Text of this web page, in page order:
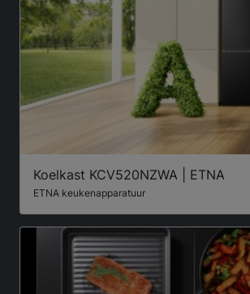
Koelkast KCV520NZWA | ETNA
ETNA keukenapparatuur